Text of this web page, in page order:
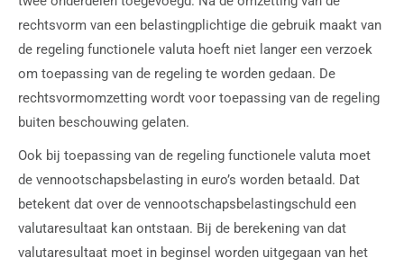
rechtsvorm van een belastingplichtige die gebruik maakt van
de regeling functionele valuta hoeft niet langer een verzoek
om toepassing van de regeling te worden gedaan. De
rechtsvormomzetting wordt voor toepassing van de regeling
buiten beschouwing gelaten.
Ook bij toepassing van de regeling functionele valuta moet
de vennootschapsbelasting in euro’s worden betaald. Dat
betekent dat over de vennootschapsbelastingschuld een
valutaresultaat kan ontstaan. Bij de berekening van dat
valutaresultaat moet in beginsel worden uitgegaan van het